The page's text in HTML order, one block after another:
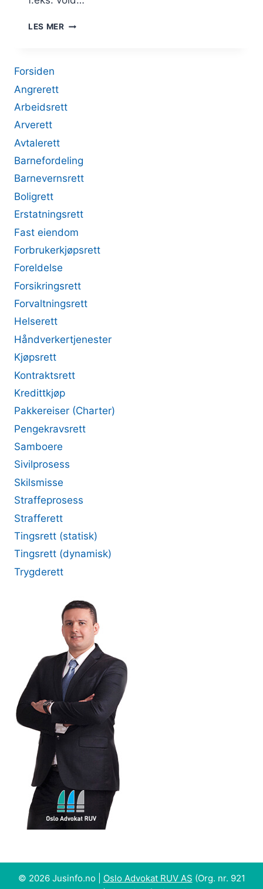
LES MERULIKEARTET
Forsiden
Angrerett
Arbeidsrett
Arverett
Avtalerett
Barnefordeling
Barnevernsrett
Boligrett
Erstatningsrett
Fast eiendom
Forbrukerkjøpsrett
Foreldelse
Forsikringsrett
Forvaltningsrett
Helserett
Håndverkertjenester
Kjøpsrett
Kontraktsrett
Kredittkjøp
Pakkereiser (Charter)
Pengekravsrett
Samboere
Sivilprosess
Skilsmisse
Straffeprosess
Strafferett
Tingsrett (statisk)
Tingsrett (dynamisk)
Trygderett
© 2026 Jusinfo.no | Oslo Advokat RUV AS (Org. nr. 921